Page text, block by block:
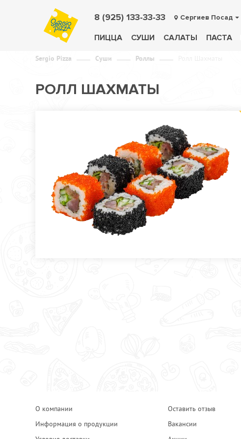
8 (925) 133-33-33 Сергиев Посад
ПИЦЦА СУШИ САЛАТЫ ПАСТА
Sergio Pizza Суши Роллы
РОЛЛ ШАХМАТЫ
О компании Оставить отзыв
Информация о продукции
Вакансии